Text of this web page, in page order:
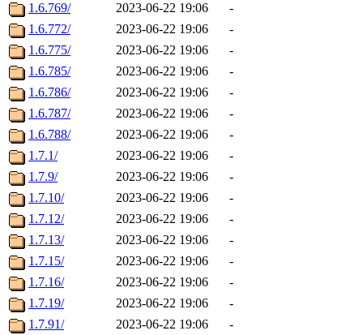
1.6.769/
2023-06-22 19:06
-
1.6.772/
2023-06-22 19:06
-
1.6.775/
2023-06-22 19:06
-
1.6.785/
2023-06-22 19:06
-
1.6.786/
2023-06-22 19:06
-
1.6.787/
2023-06-22 19:06
-
1.6.788/
2023-06-22 19:06
-
1.7.1/
2023-06-22 19:06
-
1.7.9/
2023-06-22 19:06
-
1.7.10/
2023-06-22 19:06
-
1.7.12/
2023-06-22 19:06
-
1.7.13/
2023-06-22 19:06
-
1.7.15/
2023-06-22 19:06
-
1.7.16/
2023-06-22 19:06
-
1.7.19/
2023-06-22 19:06
-
1.7.91/
2023-06-22 19:06
-